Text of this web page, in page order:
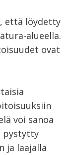
että löydetty
alueella.
ovat
voi sanoa
pystytty
ja laajalla